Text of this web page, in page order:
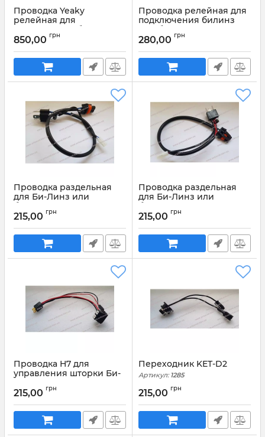
Проводка Yeaky
релейная для
подключения билинз
или биксенона Н4
Артикул: 1290
850,00 грн
Проводка релейная для
подключения билинз
или биксенона Н4
Артикул: 1289
280,00 грн
Проводка раздельная
для Би-Линз или
биксенона Н4
(негативная)
Артикул: 1288
215,00 грн
Проводка раздельная
для Би-Линз или
биксенона Н4
(позитивная)
Артикул: 1287
215,00 грн
Проводка Н7 для
управления шторки Би-
Артикул: 1286
215,00 грн
Переходник KET-D2
Артикул: 1285
215,00 грн